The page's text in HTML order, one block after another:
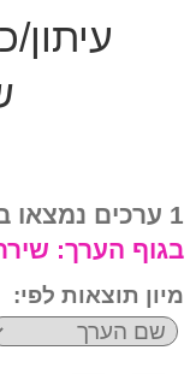
1 ערכים נמצאו בהקשר לנושא:
בגוף הערך:
מיון תוצאות לפי: